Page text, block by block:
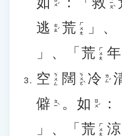
ㄖㄨˊ ㄐㄧㄡˋ
逃 ㄊㄠˊ 荒 ㄏㄨㄤ 」、
」、「 荒 ㄏㄨㄤ 年
空 ㄎㄨㄥ 闊 ㄎㄨㄛˋ 冷 ㄌㄥˇ
僻 ㄆㄧˋ 。 如 ㄖㄨˊ ：
」、「 荒 ㄏㄨㄤ 涼